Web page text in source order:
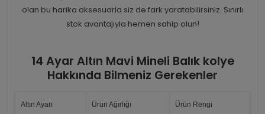
olan bu harika aksesuarla siz de fark yaratabilirsiniz. Sınırlı
stok avantajıyla hemen sahip olun!
14 Ayar Altın Mavi Mineli Balık kolye
Hakkında Bilmeniz Gerekenler
Altın Ayarı Ürün Ağırlığı Ürün Rengi